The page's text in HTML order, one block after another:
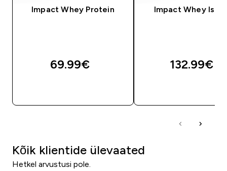
Impact Whey Protein
69.99€‎
Impact Whey
132.99€‎
Kõik klientide ülevaated
Hetkel arvustusi pole.